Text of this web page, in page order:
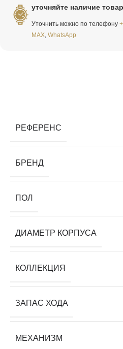
уточняйте наличие
Уточнить можно по телефону
MAX WhatsApp
РЕФЕРЕНС
БРЕНД
ПОЛ
ДИАМЕТР КОРПУСА
КОЛЛЕКЦИЯ
ЗАПАС ХОДА
МЕХАНИЗМ